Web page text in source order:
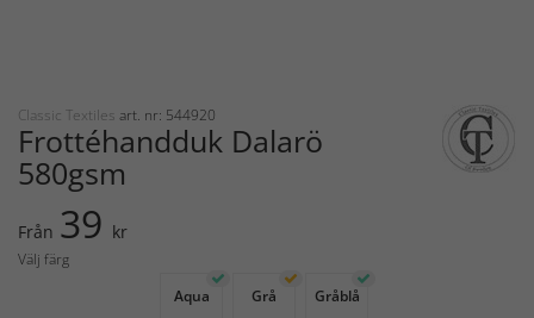
Classic Textiles art. nr: 544920
Frottéhandduk Dalarö
580gsm
Från 39 kr
Välj färg
Aqua
Grå Gråblå